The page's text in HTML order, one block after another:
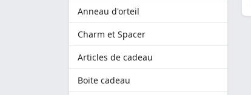
Anneau d'orteil
Charm et Spacer
Articles de cadeau
Boite cadeau